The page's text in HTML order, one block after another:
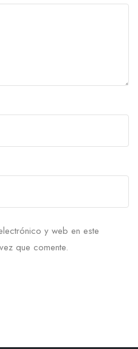
y web en este
que comente.